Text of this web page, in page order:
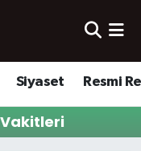
Siyaset Resmi